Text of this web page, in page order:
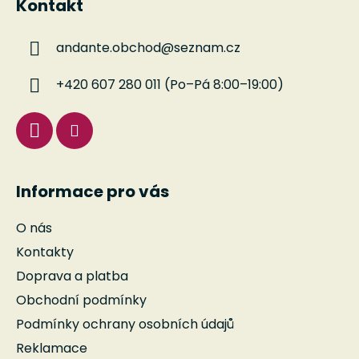
v
y
Kontakt
andante.obchod@seznam.cz
+420 607 280 011 (Po–Pá 8:00–19:00)
Informace pro vás
O nás
Kontakty
Doprava a platba
Obchodní podmínky
Podmínky ochrany osobních údajů
Reklamace